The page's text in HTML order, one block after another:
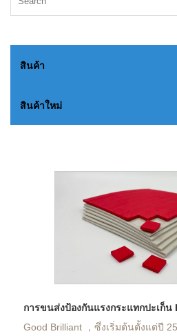
สินค้า
สินค้าใหม่
การขนส่งป้องกันแรงกระแทกปะเก็น
Good Brilliant ，ซึ่งเริ่มต้นตั้งแต่ปี